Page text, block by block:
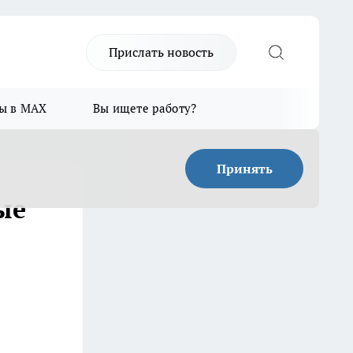
Прислать новость
в MAX Вы ищете работу?
Принять